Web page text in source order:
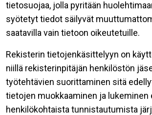
tietosuojaa, jolla pyritään
syötetyt tiedot säilyvät
saatavilla vain tietoon oikeutetuille.
Rekisterin tietojenkäsittelyyn on
niillä rekisterinpitäjän henkilöstön
työtehtävien suorittaminen sitä
tietojen muokkaaminen ja lukeminen
henkilökohtaista tunnistautumista